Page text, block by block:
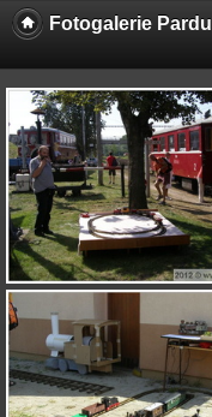
Fotogalerie